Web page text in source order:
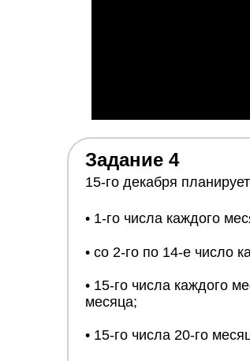
Задание 4
15-го декабря
• 1-го числа каждого
• со 2-го по 14-е число
• 15-го числа каждого
месяца;
• 15-го числа 20-го